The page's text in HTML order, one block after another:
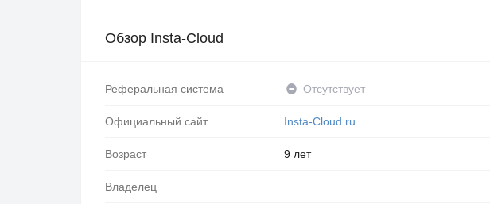
Обзор Insta-Cloud
Реферальная система Отсутствует
Официальный сайт Insta-Cloud.ru
Возраст 9 лет
Владелец